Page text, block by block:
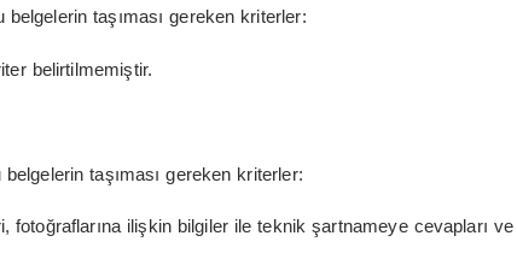
taşıması gereken kriterler:
belirtilmemiştir.
taşıması gereken kriterler:
fotoğraflarına ilişkin bilgiler ile teknik şartnameye cevapları ve